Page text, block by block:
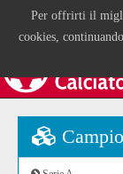
Per offrirti il
cookies,